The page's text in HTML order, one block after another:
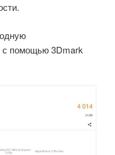
с помощью 3Dmark